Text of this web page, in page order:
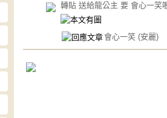
轉貼 送給龍公主 要 會心一笑
會心一笑 (安麗)